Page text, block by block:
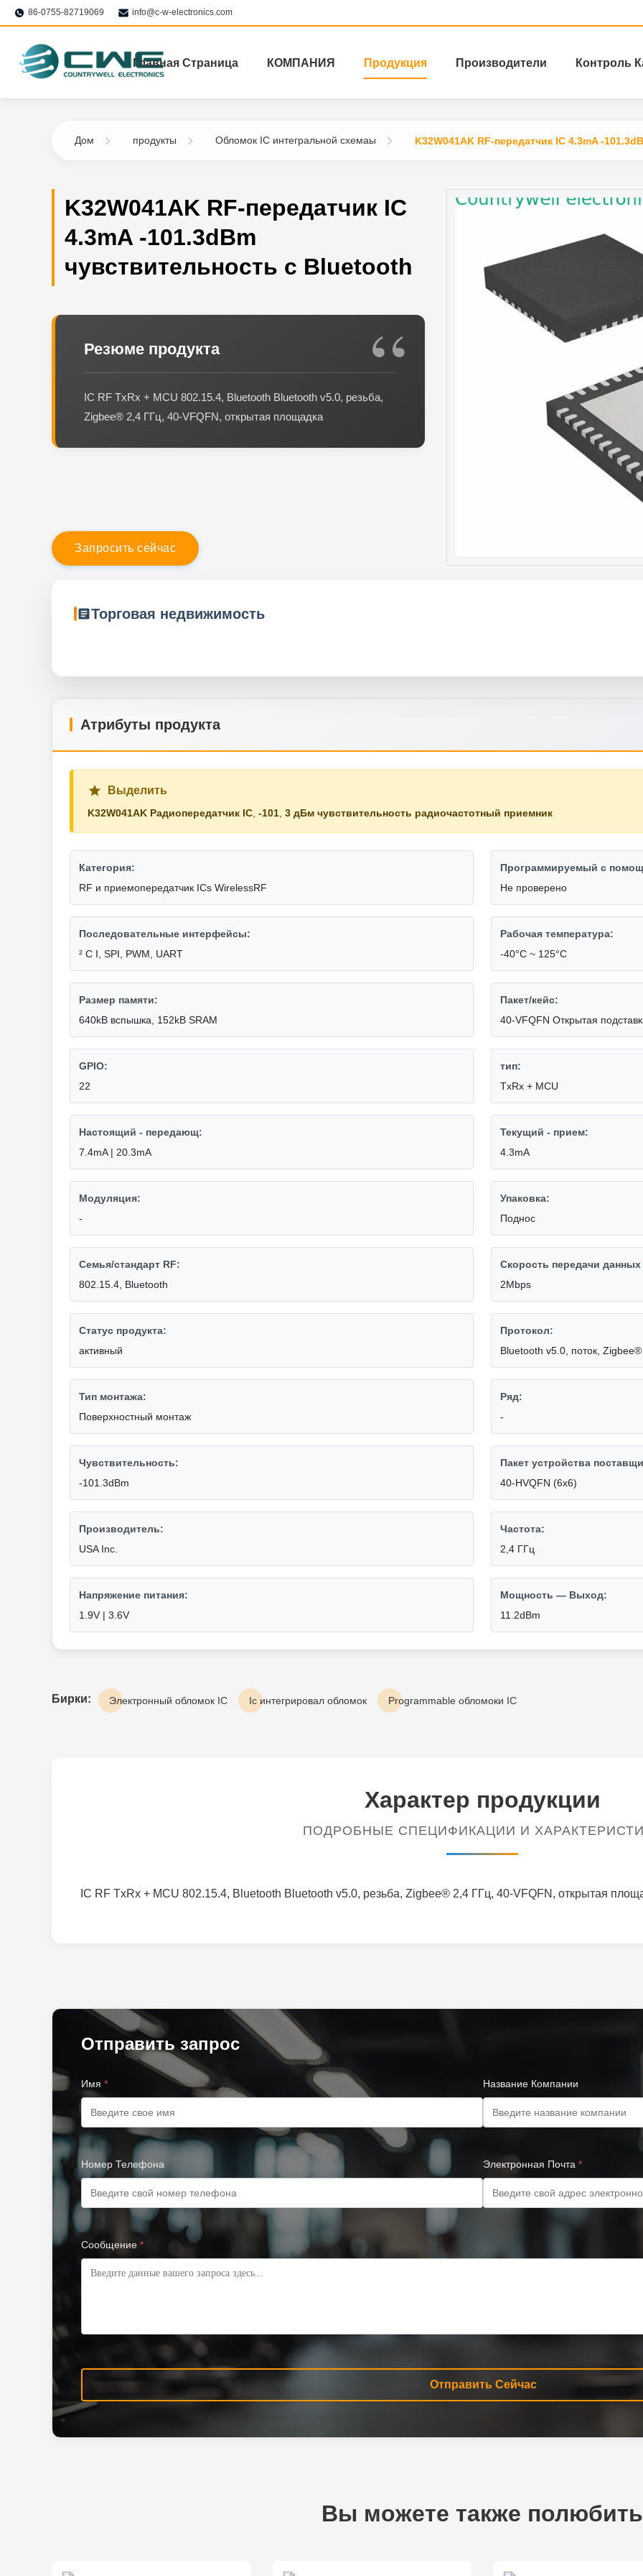
86-0755-82719069 info@c-w-electronics.com
Главная Страница КОМПАНИЯ Продукция Производители Контроль
Дом продукты Обломок IC интегральной схемаы K32W041AK RF-передатчик IC 4.3mA -
K32W041AK RF-передатчик IC
4.3mA -101.3dBm
чувствительность с Bluetooth
Резюме продукта
IC RF TxRx + MCU 802.15.4, Bluetooth Bluetooth v5.0, резьба,
Zigbee® 2,4 ГГц, 40-VFQFN, открытая площадка
Запросить сейчас
Торговая недвижимость
Атрибуты продукта
Выделить
K32W041AK Радиопередатчик IC, -101, 3 дБм чувствительность радиочастотный приемник
Категория:
RF и приемопередатчик ICs WirelessRF
Программируемый с
Не проверено
Последовательные интерфейсы:
² C I, SPI, PWM, UART
Рабочая температура:
-40°С ~ 125°С
Размер памяти:
640kB вспышка, 152kB SRAM
Пакет/кейс:
40-VFQFN Открытая
GPIO:
22
тип:
TxRx + MCU
Настоящий - передающ:
7.4mA | 20.3mA
Текущий - прием:
4.3mA
Модуляция:
-
Упаковка:
Поднос
Семья/стандарт RF:
802.15.4, Bluetooth
Скорость передачи
2Mbps
Статус продукта:
активный
Протокол:
Bluetooth v5.0, поток, Zigbee®
Тип монтажа:
Поверхностный монтаж
Ряд:
-
Чувствительность:
-101.3dBm
Пакет устройства
40-HVQFN (6x6)
Производитель:
USA Inc.
Частота:
2,4 ГГц
Напряжение питания:
1.9V | 3.6V
Мощность — Выход:
11.2dBm
Бирки: Электронный обломок IC Ic интегрировал обломок Programmable обломоки IC
Характер продукции
ПОДРОБНЫЕ СПЕЦИФИКАЦИИ И
IC RF TxRx + MCU 802.15.4, Bluetooth Bluetooth v5.0, резьба, Zigbee® 2,4 ГГц, 40-VFQFN, открытая
Отправить запрос
Имя * Название Компании
Номер Телефона Электронная Почта *
Сообщение *
Отправить Сейчас
Вы можете также полюбить